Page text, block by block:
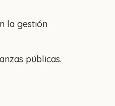
la gestión
públicas.